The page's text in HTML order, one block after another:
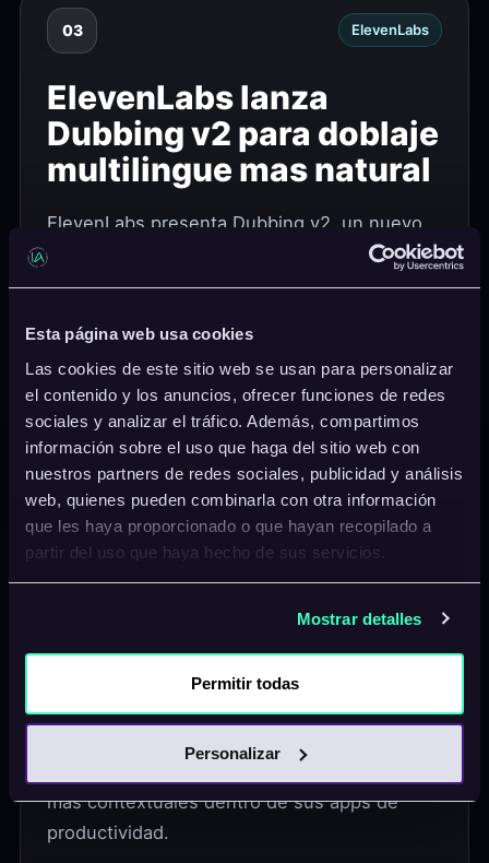
Esta página web usa cookies
Las cookies de este sitio web se usan para personalizar
el contenido y los anuncios, ofrecer funciones de redes
sociales y analizar el tráfico. Además, compartimos
información sobre el uso que haga del sitio web con
nuestros partners de redes sociales, publicidad y análisis
web, quienes pueden combinarla con otra información
que les haya proporcionado o que hayan recopilado a
partir del uso que haya hecho de sus servicios.
Mostrar detalles
Permitir todas
Personalizar
03 ElevenLabs
ElevenLabs lanza
Dubbing v2 para doblaje
multilingue mas natural
ElevenLabs presenta Dubbing v2, un nuevo
modelo de doblaje con mejor preservacion de
voz, sincronizacion y localizacion para
Leer noticia
04
Microsoft rediseña
Microsoft 365 Copilot
con una experiencia
mas agentica
mas contextuales dentro de sus apps de
productividad.